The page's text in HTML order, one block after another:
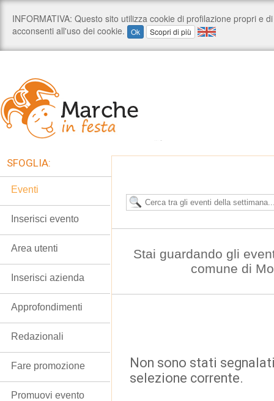
Stai guardando gli
comune di
Non sono stati
selezione corrente.
SFOGLIA:
Eventi
Inserisci evento
Area utenti
Inserisci azienda
Approfondimenti
Redazionali
Fare promozione
Promuovi evento